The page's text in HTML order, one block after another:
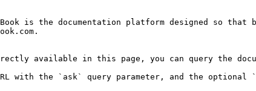
is the documentation platform designed so that
available in this page, you can query the
with the `ask` query parameter, and the optional